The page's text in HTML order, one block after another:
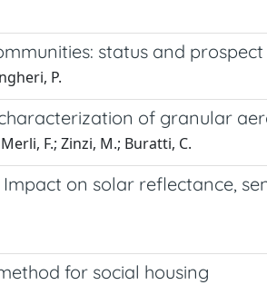
status and
P.
of granular
F.; Zinzi, M.; Buratti, C.
on solar reflectance,
for social housing